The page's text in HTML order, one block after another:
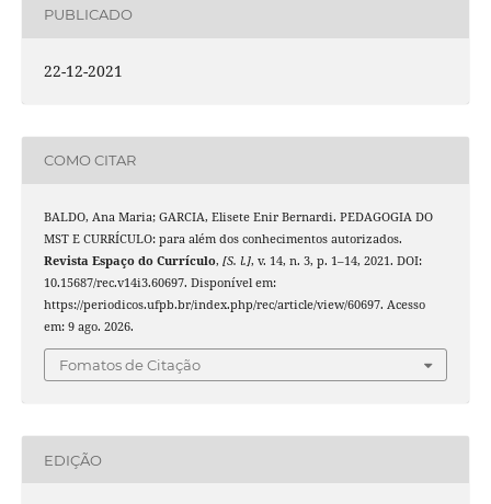
PUBLICADO
22-12-2021
COMO CITAR
BALDO, Ana Maria; GARCIA, Elisete Enir Bernardi. PEDAGOGIA DO
MST E CURRÍCULO: para além dos conhecimentos autorizados.
Revista Espaço do Currículo, [S. l.], v. 14, n. 3, p. 1–14, 2021. DOI:
10.15687/rec.v14i3.60697. Disponível em:
https://periodicos.ufpb.br/index.php/rec/article/view/60697. Acesso
em: 9 ago. 2026.
Fomatos de Citação
EDIÇÃO